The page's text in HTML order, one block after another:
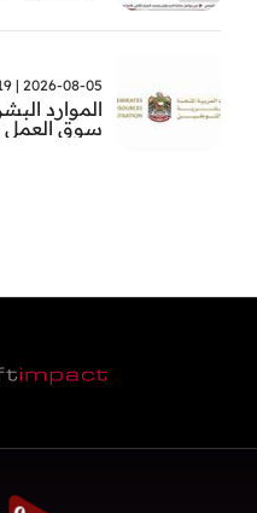
2026-08-05 | 12:19
الموارد